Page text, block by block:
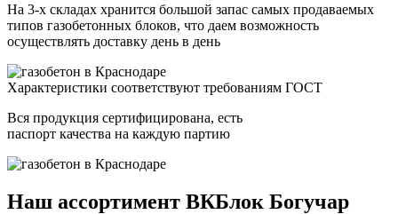
На 3-х складах хранится большой запас самых продаваемых
типов газобетонных блоков, что даем возможность
осуществлять доставку день в день
Характеристики соответствуют требованиям ГОСТ
Вся продукция сертифицирована, есть
паспорт качества на каждую партию
Наш ассортимент ВКБлок Богучар